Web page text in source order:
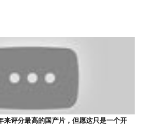
来评分最高的国产片，但愿这只是一个开